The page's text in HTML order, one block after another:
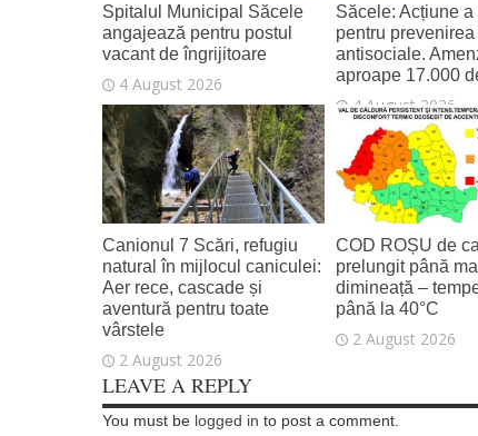
Spitalul Municipal Săcele
angajează pentru postul
vacant de îngrijitoare
4 August 2026
Săcele: Acțiune
pentru
antisociale.
aproape 17.000
4 August 2026
Canionul 7 Scări, refugiu
natural în mijlocul caniculei:
Aer rece, cascade și
aventură pentru toate
vârstele
2 August 2026
COD ROȘU de
prelungit până
dimineață –
până la 40°C
2 August 2026
LEAVE A REPLY
You must be logged in to post a comment.